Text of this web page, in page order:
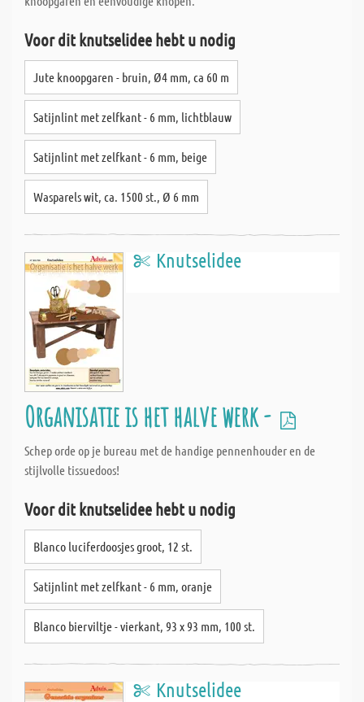
Voor dit knutselidee hebt u nodig
Jute knoopgaren - bruin, Ø4 mm, ca 60 m
Satijnlint met zelfkant - 6 mm, lichtblauw
Satijnlint met zelfkant - 6 mm, beige
Wasparels wit, ca. 1500 st., Ø 6 mm
Knutselidee
Organisatie is het halve werk -
Schep orde op je bureau met de handige pennenhouder en de
stijlvolle tissuedoos!
Voor dit knutselidee hebt u nodig
Blanco luciferdoosjes groot, 12 st.
Satijnlint met zelfkant - 6 mm, oranje
Blanco bierviltje - vierkant, 93 x 93 mm, 100 st.
Knutselidee